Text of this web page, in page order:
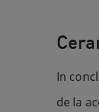
In
de la